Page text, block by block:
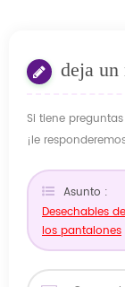
deja un
Si tiene
¡le
Asunto :
Desechables
los pantalones